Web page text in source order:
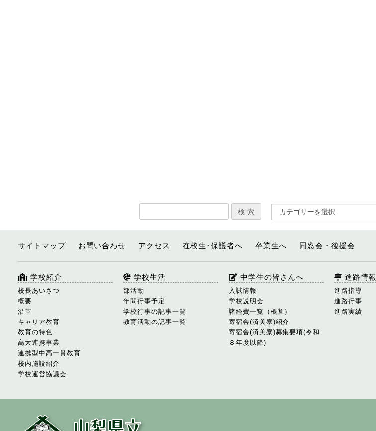
サイトマップ お問い合わせ アクセス 在校生･保護者へ 卒業生へ 同窓会・後援会
学校紹介
校長あいさつ
概要
沿革
キャリア教育
教育の特色
高大連携事業
連携型中高一貫教育
校内施設紹介
学校運営協議会
学校生活
部活動
年間行事予定
学校行事の記事一覧
教育活動の記事一覧
中学生の皆さんへ
入試情報
学校説明会
諸経費一覧（概算）
寄宿舎(済美寮)紹介
寄宿舎(済美寮)募集要項(令和
８年度以降)
進路情報
進路指導
進路行事
進路実績